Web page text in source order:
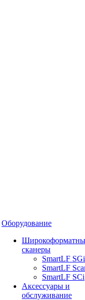
Оборудование
сканеры
SmartLF SGi
SmartLF
SmartLF SCi
Аксессуары и
обслуживание